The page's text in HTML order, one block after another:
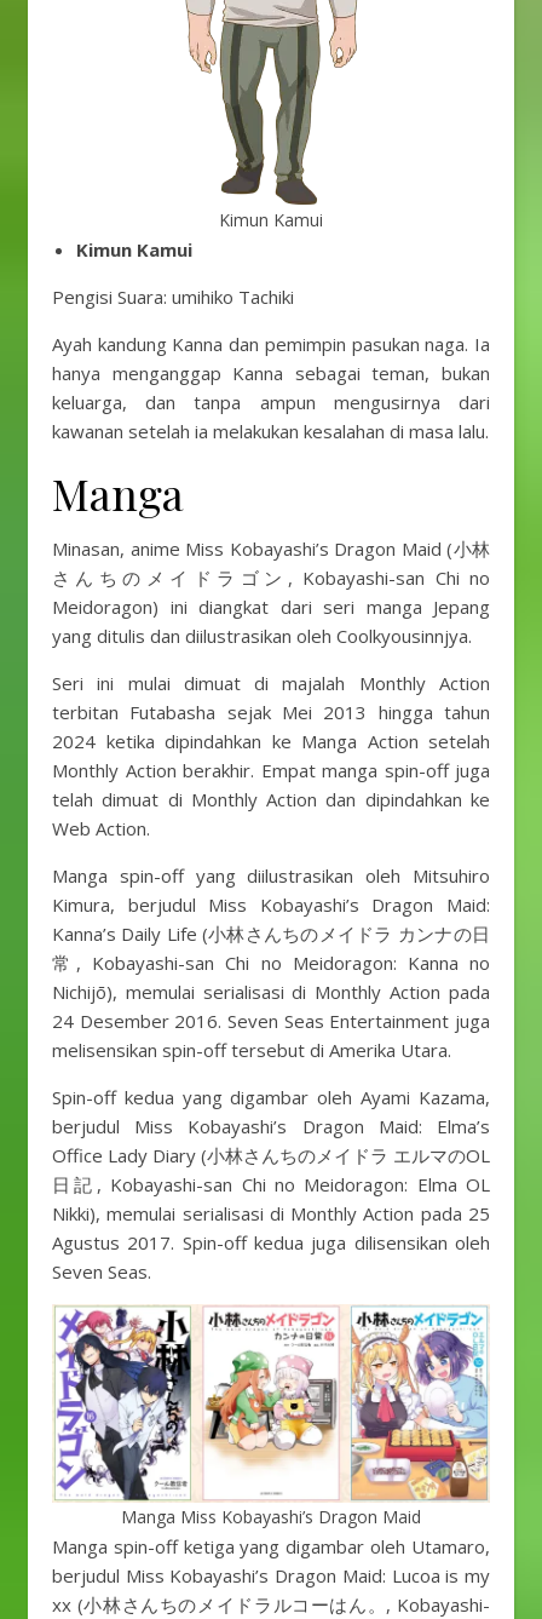
Kimun Kamui
Kimun Kamui
Pengisi Suara: umihiko Tachiki
Ayah kandung Kanna dan pemimpin pasukan naga. Ia
hanya menganggap Kanna sebagai teman, bukan
keluarga, dan tanpa ampun mengusirnya dari
kawanan setelah ia melakukan kesalahan di masa lalu.
Manga
Minasan, anime Miss Kobayashi’s Dragon Maid (小林
さんちのメイドラゴン, Kobayashi-san Chi no
Meidoragon) ini diangkat dari seri manga Jepang
yang ditulis dan diilustrasikan oleh Coolkyousinnjya.
Seri ini mulai dimuat di majalah Monthly Action
terbitan Futabasha sejak Mei 2013 hingga tahun
2024 ketika dipindahkan ke Manga Action setelah
Monthly Action berakhir. Empat manga spin-off juga
telah dimuat di Monthly Action dan dipindahkan ke
Web Action.
Manga spin-off yang diilustrasikan oleh Mitsuhiro
Kimura, berjudul Miss Kobayashi’s Dragon Maid:
Kanna’s Daily Life (小林さんちのメイドラ カンナの日
常, Kobayashi-san Chi no Meidoragon: Kanna no
Nichijō), memulai serialisasi di Monthly Action pada
24 Desember 2016. Seven Seas Entertainment juga
melisensikan spin-off tersebut di Amerika Utara.
Spin-off kedua yang digambar oleh Ayami Kazama,
berjudul Miss Kobayashi’s Dragon Maid: Elma’s
Office Lady Diary (小林さんちのメイドラ エルマのOL
日記, Kobayashi-san Chi no Meidoragon: Elma OL
Nikki), memulai serialisasi di Monthly Action pada 25
Agustus 2017. Spin-off kedua juga dilisensikan oleh
Seven Seas.
Manga Miss Kobayashi’s Dragon Maid
Manga spin-off ketiga yang digambar oleh Utamaro,
berjudul Miss Kobayashi’s Dragon Maid: Lucoa is my
xx (小林さんちのメイドラルコーはん。, Kobayashi-